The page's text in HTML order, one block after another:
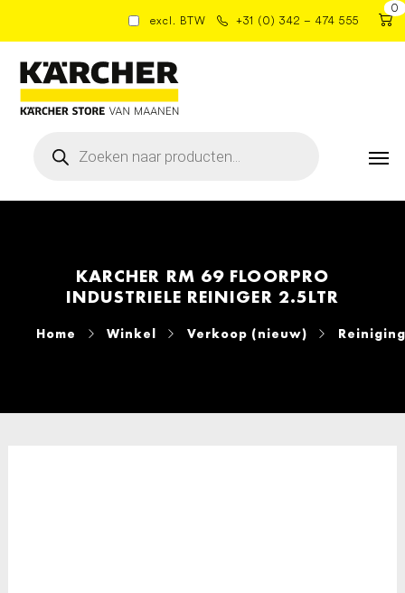
excl. BTW +31 (0) 342 – 474 555
0
zoeken
KARCHER RM 69 FLOORPRO
INDUSTRIELE REINIGER 2.5LTR
Home Winkel Verkoop (nieuw)